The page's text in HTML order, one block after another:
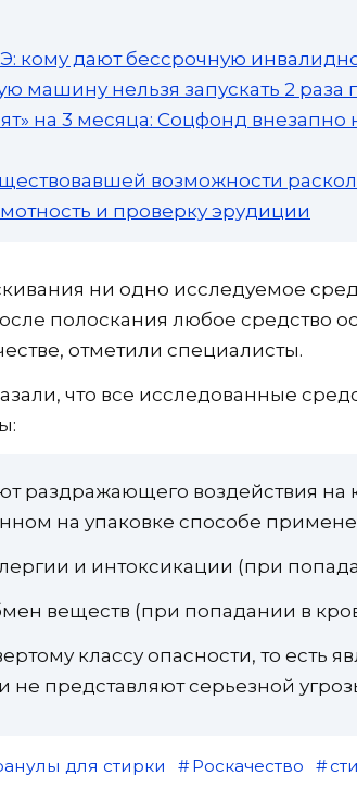
кому дают бессрочную
машину нельзя запускать 2 раза
на 3 месяца: Соцфонд внезапно
возможности
и проверку эрудиции
ни одно исследуемое
полоскания любое средство
отметили специалисты.
что все исследованные
раздражающего воздействия на
на упаковке способе
и интоксикации (при
веществ (при попадании в
классу опасности, то есть
не представляют серьезной
для стирки Роскачество